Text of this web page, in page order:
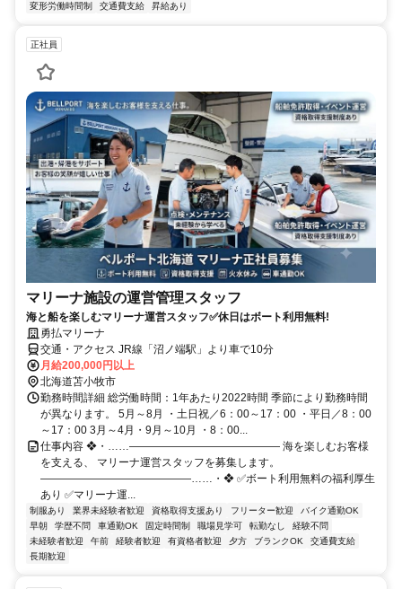
変形労働時間制 交通費支給 昇給あり
正社員
マリーナ施設の運営管理スタッフ
海と船を楽しむマリーナ運営スタッフ✅休日はボート利用無料!
勇払マリーナ
交通・アクセス JR線「沼ノ端駅」より車で10分
月給200,000円以上
北海道苫小牧市
勤務時間詳細 総労働時間：1年あたり2022時間 季節により勤務時間
が異なります。 5月～8月 ・土日祝／6：00～17：00 ・平日／8：00
～17：00 3月～4月・9月～10月 ・8：00...
仕事内容 ❖・……―――――――――――――― 海を楽しむお客様
を支える、 マリーナ運営スタッフを募集します。
――――――――――――――……・❖ ✅ボート利用無料の福利厚生
あり ✅マリーナ運...
制服あり 業界未経験者歓迎 資格取得支援あり フリーター歓迎
バイク通勤OK
早朝
学歴不問 車通勤OK 固定時間制 職場見学可 転勤なし
経験不問
未経験者歓迎
午前 経験者歓迎 有資格者歓迎 夕方 ブランクOK
交通費支給
長期歓迎